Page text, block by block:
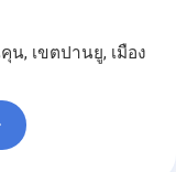
น, เขตปานยู, เมือง